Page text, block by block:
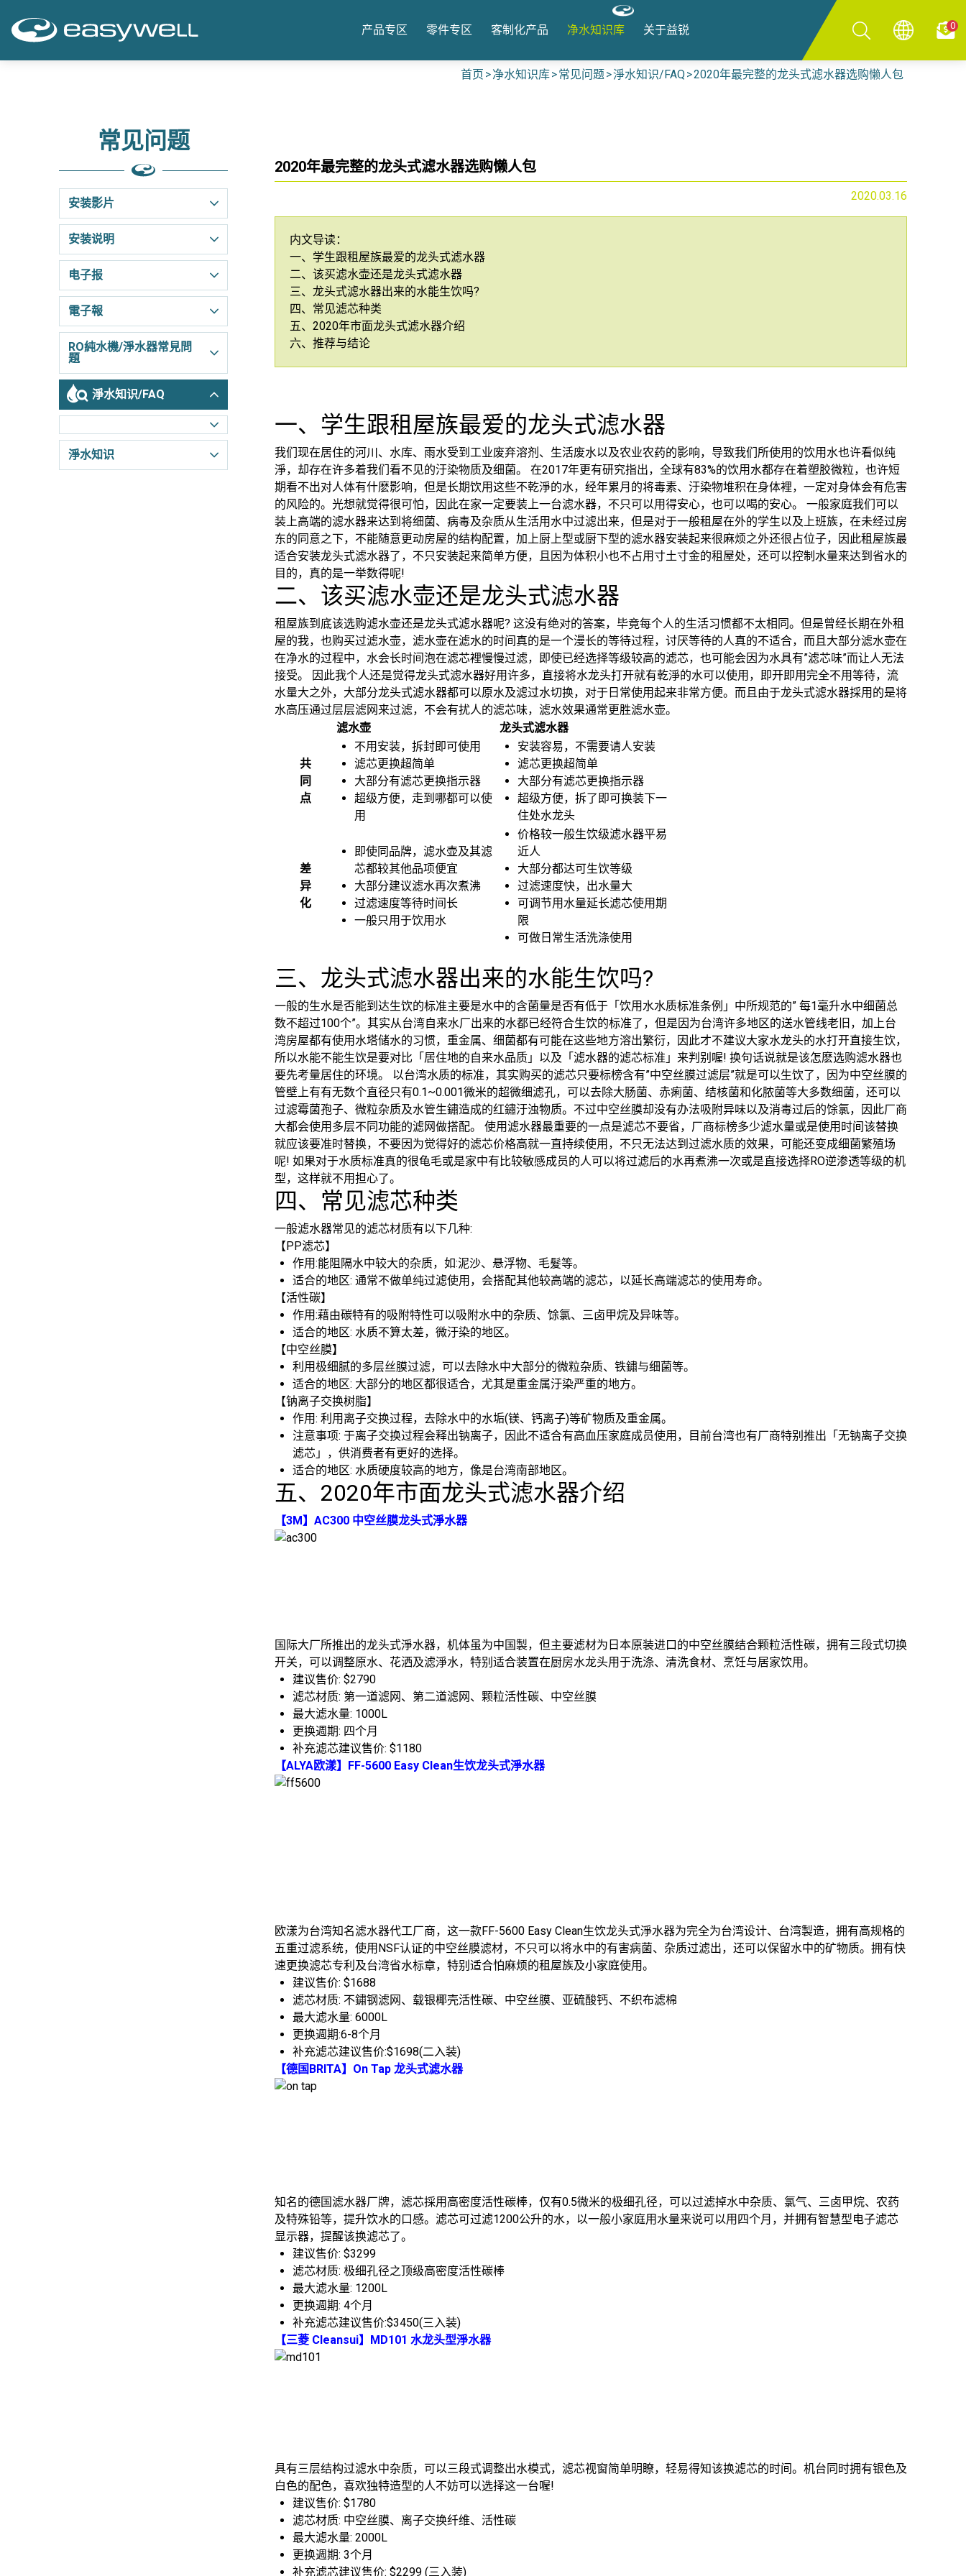
产品专区 零件专区 客制化产品 净水知识库 关于益锐 0
首页 净水知识库 常见问题 淨水知识/FAQ 2020年最完整的龙头式滤水器选购懒人包
常见问题
安装影片
安装说明
电子报
電子報
RO純水機/淨水器常見問
題
淨水知识/FAQ
淨水知识
2020年最完整的龙头式滤水器选购懒人包
2020.03.16
内文导读：
一、学生跟租屋族最爱的龙头式滤水器
二、该买滤水壶还是龙头式滤水器
三、龙头式滤水器出来的水能生饮吗?
四、常见滤芯种类
五、2020年市面龙头式滤水器介绍
六、推荐与结论
一、学生跟租屋族最爱的龙头式滤水器
我们现在居住的河川、水库、雨水受到工业废弃溶剂、生活废水以及农业农药的影响，导致我们所使用的饮用水也许看似纯
淨，却存在许多着我们看不见的汙染物质及细菌。 在2017年更有研究指出，全球有83%的饮用水都存在着塑胶微粒，也许短
期看不出对人体有什麽影响，但是长期饮用这些不乾淨的水，经年累月的将毒素、汙染物堆积在身体裡，一定对身体会有危害
的风险的。光想就觉得很可怕，因此在家一定要装上一台滤水器，不只可以用得安心，也可以喝的安心。 一般家庭我们可以
装上高端的滤水器来达到将细菌、病毒及杂质从生活用水中过滤出来，但是对于一般租屋在外的学生以及上班族，在未经过房
东的同意之下，不能随意更动房屋的结构配置，加上厨上型或厨下型的滤水器安装起来很麻烦之外还很占位子，因此租屋族最
适合安装龙头式滤水器了，不只安装起来简单方便，且因为体积小也不占用寸土寸金的租屋处，还可以控制水量来达到省水的
目的，真的是一举数得呢!
二、该买滤水壶还是龙头式滤水器
租屋族到底该选购滤水壶还是龙头式滤水器呢? 这没有绝对的答案，毕竟每个人的生活习惯都不太相同。但是曾经长期在外租
屋的我，也购买过滤水壶，滤水壶在滤水的时间真的是一个漫长的等待过程，讨厌等待的人真的不适合，而且大部分滤水壶在
在净水的过程中，水会长时间泡在滤芯裡慢慢过滤，即使已经选择等级较高的滤芯，也可能会因为水具有”滤芯味”而让人无法
接受。 因此我个人还是觉得龙头式滤水器好用许多，直接将水龙头打开就有乾淨的水可以使用，即开即用完全不用等待，流
水量大之外，大部分龙头式滤水器都可以原水及滤过水切换，对于日常使用起来非常方便。而且由于龙头式滤水器採用的是将
水高压通过层层滤网来过滤，不会有扰人的滤芯味，滤水效果通常更胜滤水壶。
滤水壶
龙头式滤水器
共
同
点
不用安装，拆封即可使用
滤芯更换超简单
大部分有滤芯更换指示器
超级方便，走到哪都可以使
用
安装容易，不需要请人安装
滤芯更换超简单
大部分有滤芯更换指示器
超级方便，拆了即可换装下一
住处水龙头
差
异
化
即使同品牌，滤水壶及其滤
芯都较其他品项便宜
大部分建议滤水再次煮沸
过滤速度等待时间长
一般只用于饮用水
价格较一般生饮级滤水器平易
近人
大部分都达可生饮等级
过滤速度快，出水量大
可调节用水量延长滤芯使用期
限
可做日常生活洗涤使用
三、龙头式滤水器出来的水能生饮吗?
一般的生水是否能到达生饮的标准主要是水中的含菌量是否有低于「饮用水水质标准条例」中所规范的” 每1毫升水中细菌总
数不超过100个”。其实从台湾自来水厂出来的水都已经符合生饮的标准了，但是因为台湾许多地区的送水管线老旧，加上台
湾房屋都有使用水塔储水的习惯，重金属、细菌都有可能在这些地方溶出繁衍，因此才不建议大家水龙头的水打开直接生饮，
所以水能不能生饮是要对比「居住地的自来水品质」以及「滤水器的滤芯标准」来判别喔! 换句话说就是该怎麽选购滤水器也
要先考量居住的环境。 以台湾水质的标准，其实购买的滤芯只要标榜含有”中空丝膜过滤层”就是可以生饮了，因为中空丝膜的
管壁上有有无数个直径只有0.1~0.001微米的超微细滤孔，可以去除大肠菌、赤痢菌、结核菌和化脓菌等大多数细菌，还可以
过滤霉菌孢子、微粒杂质及水管生鏽造成的红鏽汙浊物质。不过中空丝膜却没有办法吸附异味以及消毒过后的馀氯，因此厂商
大都会使用多层不同功能的滤网做搭配。 使用滤水器最重要的一点是滤芯不要省，厂商标榜多少滤水量或是使用时间该替换
就应该要准时替换，不要因为觉得好的滤芯价格高就一直持续使用，不只无法达到过滤水质的效果，可能还变成细菌繁殖场
呢! 如果对于水质标准真的很龟毛或是家中有比较敏感成员的人可以将过滤后的水再煮沸一次或是直接选择RO逆渗透等级的机
型，这样就不用担心了。
四、常见滤芯种类
一般滤水器常见的滤芯材质有以下几种:
【PP滤芯】
作用:能阻隔水中较大的杂质，如:泥沙、悬浮物、毛髮等。
适合的地区: 通常不做单纯过滤使用，会搭配其他较高端的滤芯，以延长高端滤芯的使用寿命。
【活性碳】
作用:藉由碳特有的吸附特性可以吸附水中的杂质、馀氯、三卤甲烷及异味等。
适合的地区: 水质不算太差，微汙染的地区。
【中空丝膜】
利用极细腻的多层丝膜过滤，可以去除水中大部分的微粒杂质、铁鏽与细菌等。
适合的地区: 大部分的地区都很适合，尤其是重金属汙染严重的地方。
【钠离子交换树脂】
作用: 利用离子交换过程，去除水中的水垢(镁、钙离子)等矿物质及重金属。
注意事项: 于离子交换过程会释出钠离子，因此不适合有高血压家庭成员使用，目前台湾也有厂商特别推出「无钠离子交换
滤芯」，供消费者有更好的选择。
适合的地区: 水质硬度较高的地方，像是台湾南部地区。
五、2020年市面龙头式滤水器介绍
【3M】AC300 中空丝膜龙头式淨水器
国际大厂所推出的龙头式淨水器，机体虽为中国製，但主要滤材为日本原装进口的中空丝膜结合颗粒活性碳，拥有三段式切换
开关，可以调整原水、花洒及滤淨水，特别适合装置在厨房水龙头用于洗涤、清洗食材、烹饪与居家饮用。
建议售价: $2790
滤芯材质: 第一道滤网、第二道滤网、颗粒活性碳、中空丝膜
最大滤水量: 1000L
更换週期: 四个月
补充滤芯建议售价: $1180
【ALYA欧漾】FF-5600 Easy Clean生饮龙头式淨水器
欧漾为台湾知名滤水器代工厂商，这一款FF-5600 Easy Clean生饮龙头式淨水器为完全为台湾设计、台湾製造，拥有高规格的
五重过滤系统，使用NSF认证的中空丝膜滤材，不只可以将水中的有害病菌、杂质过滤出，还可以保留水中的矿物质。拥有快
速更换滤芯专利及台湾省水标章，特别适合怕麻烦的租屋族及小家庭使用。
建议售价: $1688
滤芯材质: 不鏽钢滤网、载银椰壳活性碳、中空丝膜、亚硫酸钙、不织布滤棉
最大滤水量: 6000L
更换週期:6-8个月
补充滤芯建议售价:$1698(二入装)
【德国BRITA】On Tap 龙头式滤水器
知名的德国滤水器厂牌，滤芯採用高密度活性碳棒，仅有0.5微米的极细孔径，可以过滤掉水中杂质、氯气、三卤甲烷、农药
及特殊铅等，提升饮水的口感。滤芯可过滤1200公升的水，以一般小家庭用水量来说可以用四个月，并拥有智慧型电子滤芯
显示器，提醒该换滤芯了。
建议售价: $3299
滤芯材质: 极细孔径之顶级高密度活性碳棒
最大滤水量: 1200L
更换週期: 4个月
补充滤芯建议售价:$3450(三入装)
【三菱 Cleansui】MD101 水龙头型淨水器
具有三层结构过滤水中杂质，可以三段式调整出水模式，滤芯视窗简单明瞭，轻易得知该换滤芯的时间。机台同时拥有银色及
白色的配色，喜欢独特造型的人不妨可以选择这一台喔!
建议售价: $1780
滤芯材质: 中空丝膜、离子交换纤维、活性碳
最大滤水量: 2000L
更换週期: 3个月
补充滤芯建议售价: $2299 (三入装)